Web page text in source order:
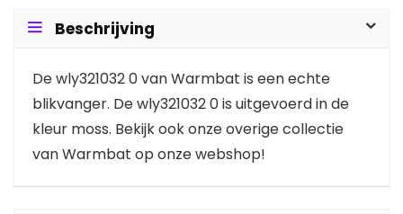
Beschrijving
De wly321032 0 van Warmbat is een echte
blikvanger. De wly321032 0 is uitgevoerd in de
kleur moss. Bekijk ook onze overige collectie
van Warmbat op onze webshop!